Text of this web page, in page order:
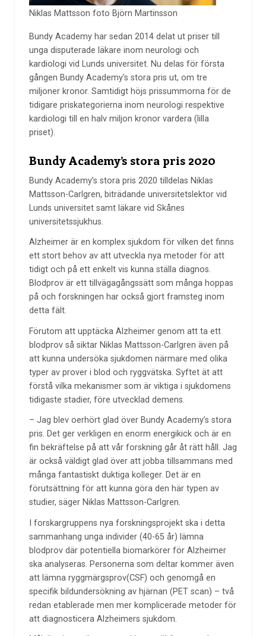
Niklas Mattsson foto Björn Martinsson
Bundy Academy har sedan 2014 delat ut priser till
unga disputerade läkare inom neurologi och
kardiologi vid Lunds universitet. Nu delas för första
gången Bundy Academy’s stora pris ut, om tre
miljoner kronor. Samtidigt höjs prissummorna för de
tidigare priskategorierna inom neurologi respektive
kardiologi till en halv miljon kronor vardera (lilla
priset).
Bundy Academy’s stora pris 2020
Bundy Academy’s stora pris 2020 tilldelas Niklas
Mattsson-Carlgren, biträdande universitetslektor vid
Lunds universitet samt läkare vid Skånes
universitetssjukhus.
Alzheimer är en komplex sjukdom för vilken det finns
ett stort behov av att utveckla nya metoder för att
tidigt och på ett enkelt vis kunna ställa diagnos.
Blodprov är ett tillvägagångssätt som många hoppas
på och forskningen har också gjort framsteg inom
detta fält.
Förutom att upptäcka Alzheimer genom att ta ett
blodprov så siktar Niklas Mattsson-Carlgren även på
att kunna undersöka sjukdomen närmare med olika
typer av prover i blod och ryggvätska. Syftet ät att
förstå vilka mekanismer som är viktiga i sjukdomens
tidigaste stadier, före utvecklad demens.
– Jag blev oerhört glad över Bundy Academy’s stora
pris. Det ger verkligen en enorm energikick och är en
fin bekräftelse på att vår forskning går åt rätt håll. Jag
är också väldigt glad över att jobba tillsammans med
många fantastiskt duktiga kolleger. Det är en
förutsättning för att kunna göra den här typen av
studier, säger Niklas Mattsson-Carlgren.
I forskargruppens nya forskningsprojekt ska i detta
sammanhang unga individer (40-65 år) lämna
blodprov där potentiella biomarkörer för Alzheimer
ska analyseras. Personerna som deltar kommer även
att lämna ryggmärgsprov(CSF) och genomgå en
specifik bildundersökning av hjärnan (PET scan) – två
redan etablerade men mer komplicerade metoder för
att diagnosticera Alzheimers sjukdom.